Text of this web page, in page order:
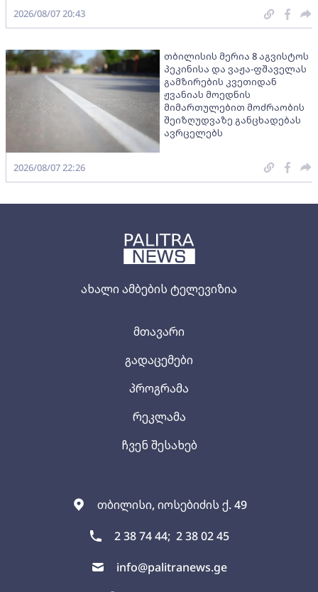
ახალი ამბების ტელევიზია
თბილისი, იოსებიძის ქ. 49
2 38 74 44; 2 38 02 45
info@palitranews.ge
მთავარი
გადაცემები
პროგრამა
რეკლამა
ჩვენ შესახებ
2026/08/07 20:43
თბილისის მერია 8 აგვისტოს
პეკინისა და ვაჟა-ფშაველას
გამზირების კვეთიდან
ჟვანიას მოედნის
მიმართულებით მოძრაობის
შეიზღუდვაზე განცხადებას
ავრცელებს
2026/08/07 22:26